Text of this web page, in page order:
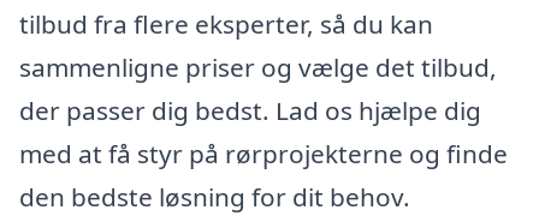
tilbud fra flere eksperter, så du kan
sammenligne priser og vælge det tilbud,
der passer dig bedst. Lad os hjælpe dig
med at få styr på rørprojekterne og finde
den bedste løsning for dit behov.